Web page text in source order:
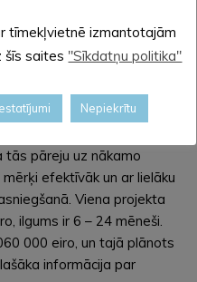
sabiedrības sektora un
ilgtspēju un kapacitāti.
kuras ir vērstas uz
sadarbību un tīklošanos,
finanšu ilgtspējas attīstību
kas vērstas uz
tās pāreju uz nākamo
efektīvāk un ar lielāku
Viena projekta
ilgums ir 6 – 24 mēneši.
000 eiro, un tajā plānots
informācija par
tīmekļvietnē izmantotajām
šīs saites "Sīkdatņu politika"
Nepiekrītu